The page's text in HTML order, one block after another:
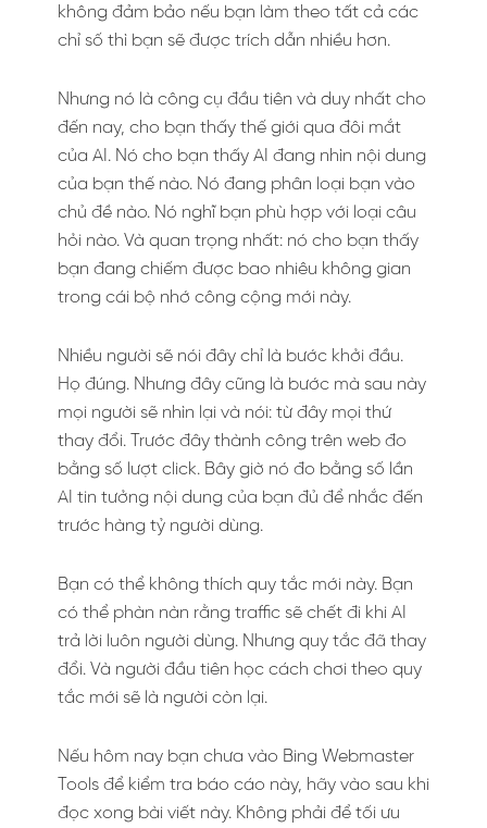
không đảm bảo nếu bạn làm theo tất cả các
chỉ số thì bạn sẽ được trích dẫn nhiều hơn.
Nhưng nó là công cụ đầu tiên và duy nhất cho
đến nay, cho bạn thấy thế giới qua đôi mắt
của AI. Nó cho bạn thấy AI đang nhìn nội dung
của bạn thế nào. Nó đang phân loại bạn vào
chủ đề nào. Nó nghĩ bạn phù hợp với loại câu
hỏi nào. Và quan trọng nhất: nó cho bạn thấy
bạn đang chiếm được bao nhiêu không gian
trong cái bộ nhớ công cộng mới này.
Nhiều người sẽ nói đây chỉ là bước khởi đầu.
Họ đúng. Nhưng đây cũng là bước mà sau này
mọi người sẽ nhìn lại và nói: từ đây mọi thứ
thay đổi. Trước đây thành công trên web đo
bằng số lượt click. Bây giờ nó đo bằng số lần
AI tin tưởng nội dung của bạn đủ để nhắc đến
trước hàng tỷ người dùng.
Bạn có thể không thích quy tắc mới này. Bạn
có thể phàn nàn rằng traffic sẽ chết đi khi AI
trả lời luôn người dùng. Nhưng quy tắc đã thay
đổi. Và người đầu tiên học cách chơi theo quy
tắc mới sẽ là người còn lại.
Nếu hôm nay bạn chưa vào Bing Webmaster
Tools để kiểm tra báo cáo này, hãy vào sau khi
đọc xong bài viết này. Không phải để tối ưu